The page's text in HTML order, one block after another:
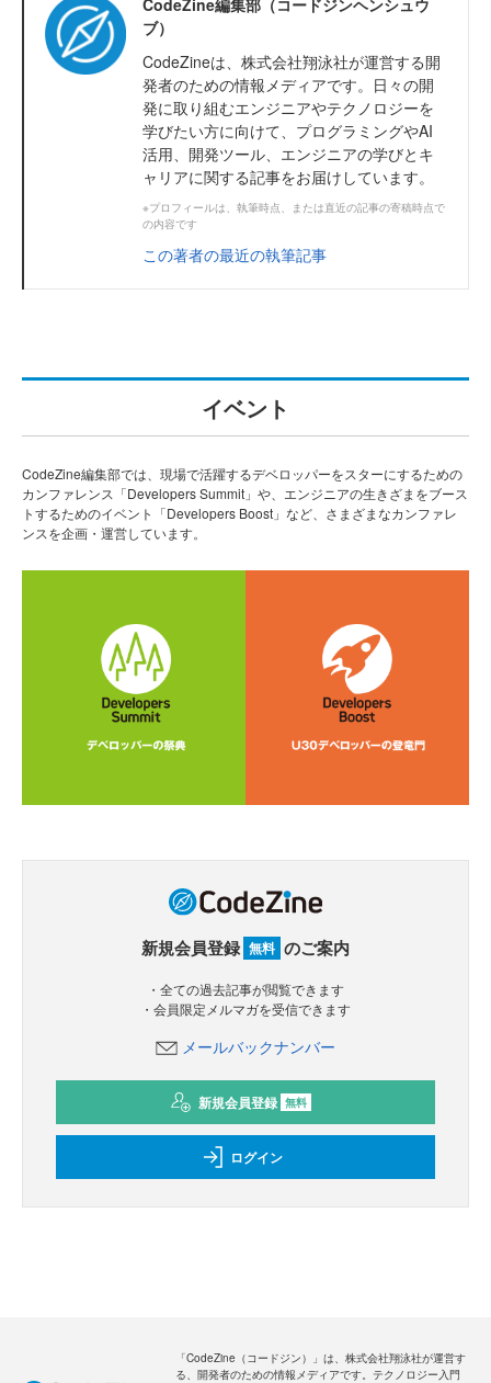
ブ）
CodeZineは、株式会社翔泳社が運営する開
発者のための情報メディアです。日々の開
発に取り組むエンジニアやテクノロジーを
学びたい方に向けて、プログラミングやAI
活用、開発ツール、エンジニアの学びとキ
ャリアに関する記事をお届けしています。
※プロフィールは、執筆時点、または直近の記事の寄稿時点で
の内容です
この著者の最近の執筆記事
イベント
CodeZine編集部では、現場で活躍するデベロッパーをスターにするための
カンファレンス「Developers Summit」や、エンジニアの生きざまをブース
トするためのイベント「Developers Boost」など、さまざまなカンファレ
ンスを企画・運営しています。
新規会員登録 無料 のご案内
・全ての過去記事が閲覧できます
・会員限定メルマガを受信できます
メールバックナンバー
新規会員登録 無料
ログイン
「CodeZine（コードジン）」は、株式会社翔泳社が運営す
る、開発者のための情報メディアです。テクノロジー入門